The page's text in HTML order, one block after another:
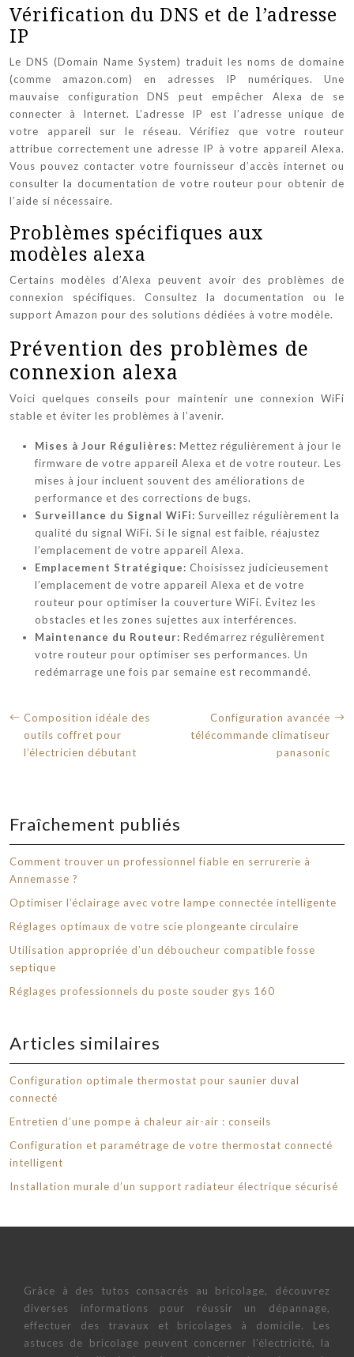
Vérification du DNS et de l’adresse
IP
Le DNS (Domain Name System) traduit les noms de domaine
(comme amazon.com) en adresses IP numériques. Une
mauvaise configuration DNS peut empêcher Alexa de se
connecter à Internet. L’adresse IP est l’adresse unique de
votre appareil sur le réseau. Vérifiez que votre routeur
attribue correctement une adresse IP à votre appareil Alexa.
Vous pouvez contacter votre fournisseur d’accès internet ou
consulter la documentation de votre routeur pour obtenir de
l’aide si nécessaire.
Problèmes spécifiques aux
modèles alexa
Certains modèles d’Alexa peuvent avoir des problèmes de
connexion spécifiques. Consultez la documentation ou le
support Amazon pour des solutions dédiées à votre modèle.
Prévention des problèmes de
connexion alexa
Voici quelques conseils pour maintenir une connexion WiFi
stable et éviter les problèmes à l’avenir.
Mises à Jour Régulières: Mettez régulièrement à jour le
firmware de votre appareil Alexa et de votre routeur. Les
mises à jour incluent souvent des améliorations de
performance et des corrections de bugs.
Surveillance du Signal WiFi: Surveillez régulièrement la
qualité du signal WiFi. Si le signal est faible, réajustez
l’emplacement de votre appareil Alexa.
Emplacement Stratégique: Choisissez judicieusement
l’emplacement de votre appareil Alexa et de votre
routeur pour optimiser la couverture WiFi. Évitez les
obstacles et les zones sujettes aux interférences.
Maintenance du Routeur: Redémarrez régulièrement
votre routeur pour optimiser ses performances. Un
redémarrage une fois par semaine est recommandé.
Composition idéale des
outils coffret pour
l’électricien débutant
Configuration avancée
télécommande climatiseur
panasonic
Fraîchement publiés
Comment trouver un professionnel fiable en serrurerie à
Annemasse ?
Optimiser l’éclairage avec votre lampe connectée intelligente
Réglages optimaux de votre scie plongeante circulaire
Utilisation appropriée d’un déboucheur compatible fosse
septique
Réglages professionnels du poste souder gys 160
Articles similaires
Configuration optimale thermostat pour saunier duval
connecté
Entretien d’une pompe à chaleur air-air : conseils
Configuration et paramétrage de votre thermostat connecté
intelligent
Installation murale d’un support radiateur électrique sécurisé
Grâce à des tutos consacrés au bricolage, découvrez
diverses informations pour réussir un dépannage,
effectuer des travaux et bricolages à domicile. Les
astuces de bricolage peuvent concerner l’électricité, la